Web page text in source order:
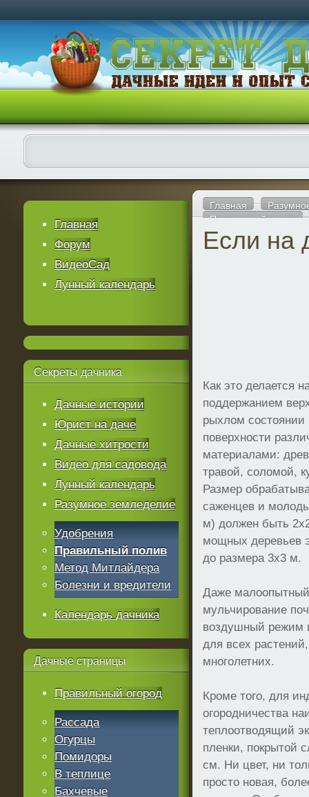
Главная
Правильный полив
Если на
Как это делается
поддержанием
рыхлом
поверхности
материалами:
травой, соломой,
Размер
саженцев и
м) должен быть
мощных деревьев
до размера 3x3 м.
Даже малоопытный
мульчирование
воздушный режим
для всех
многолетних.
Кроме того, для
огородничества
теплоотводящий
пленки, покрытой
см. Ни цвет, ни
просто новая,
Главная
Форум
ВидеоСад
Лунный календарь
Секреты дачника
Дачные истории
Юрист на даче
Дачные хитрости
Видео для садовода
Лунный календарь
Разумное земледелие
Удобрения
Правильный полив
Метод Митлайдера
Болезни и вредители
Календарь дачника
Дачные страницы
Правильный огород
Рассада
Огурцы
Помидоры
В теплице
Бахчевые